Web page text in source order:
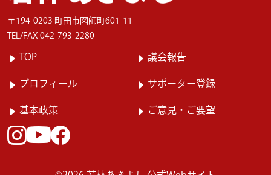
〒194-0203 町田市図師町601-11
TEL/FAX 042-793-2280
TOP 議会報告
プロフィール サポーター登録
基本政策 ご意見・ご要望